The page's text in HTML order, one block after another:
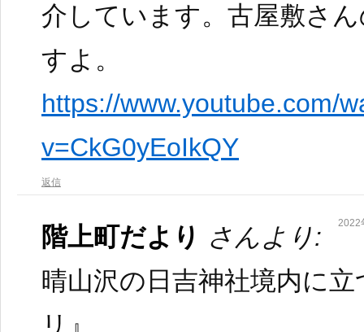
介しています。古屋敷さ
すよ。
https://www.youtube.com/
v=CkG0yEoIkQY
返信
階上町だより さんより: 2022
晴山沢の日吉神社境内に
リ』